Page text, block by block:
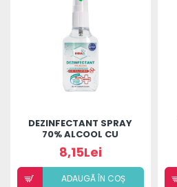
DEZINFECTANT SPRAY
70% ALCOOL CU
ULEIURI ESENȚIALE ȘI
ACID HIALURONIC
8,15Lei
ADAUGÃ ÎN COȘ